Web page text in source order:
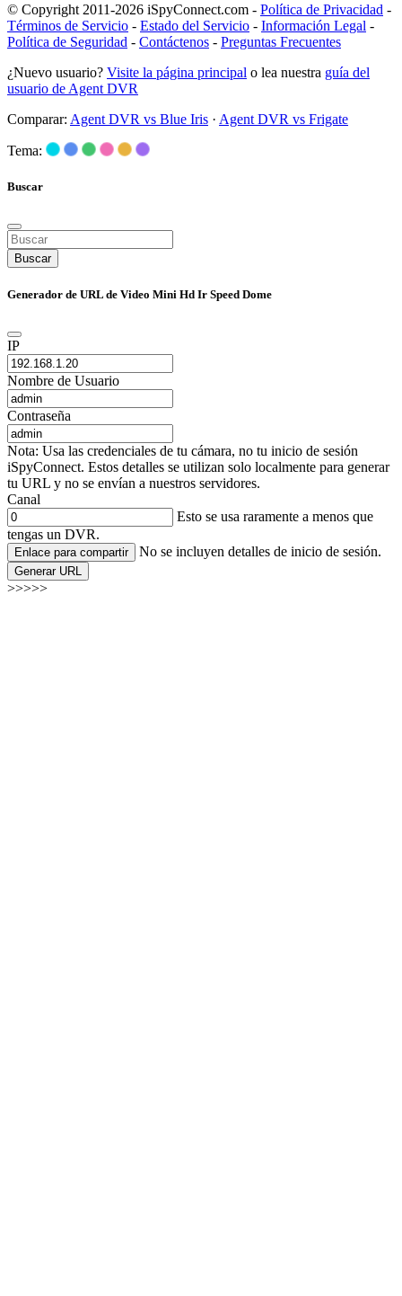
© Copyright 2011-2026 iSpyConnect.com - Política de Privacidad -
Términos de Servicio - Estado del Servicio - Información Legal -
Política de Seguridad - Contáctenos - Preguntas Frecuentes
¿Nuevo usuario? Visite la página principal o lea nuestra guía del
usuario de Agent DVR
Comparar: Agent DVR vs Blue Iris · Agent DVR vs Frigate
Tema:
Buscar
Buscar
Generador de URL de Video Mini Hd Ir Speed Dome
IP
Nombre de Usuario
Contraseña
Nota: Usa las credenciales de tu cámara, no tu inicio de sesión
iSpyConnect. Estos detalles se utilizan solo localmente para generar
tu URL y no se envían a nuestros servidores.
Canal
Esto se usa raramente a menos que
tengas un DVR.
Enlace para compartir No se incluyen detalles de inicio de sesión.
Generar URL
>>>>>